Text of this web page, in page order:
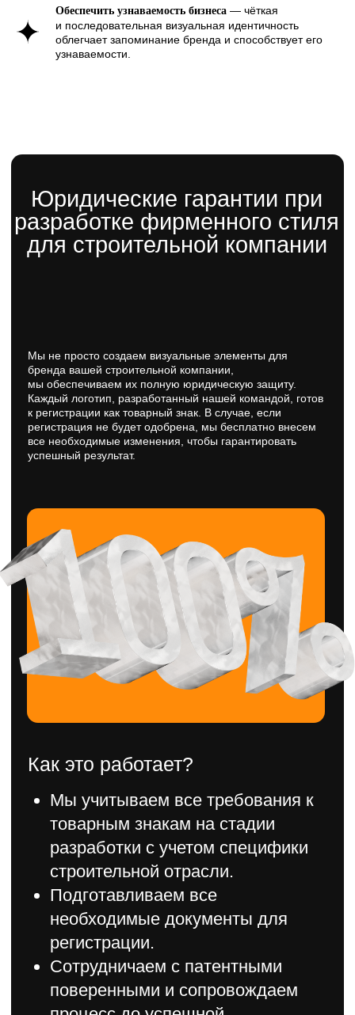
Обеспечить узнаваемость бизнеса — чёткая
и последовательная визуальная идентичность
облегчает запоминание бренда и способствует его
узнаваемости.
стиля строительных
компаний